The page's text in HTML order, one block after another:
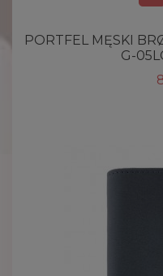
PORTFEL MĘSKI
G-